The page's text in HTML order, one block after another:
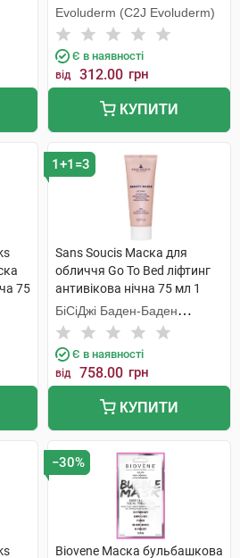
1 туба
Evoluderm (C2J Evoluderm)
Є в наявності
від 312.00 грн
КУПИТИ
75
1+1=3
Sans Soucis Маска для
обличчя Go To Bed ліфтинг
антивікова нічна 75 мл 1
туба
БіСіДжі Баден-Баден
Косметікс Груп Гмбх
Є в наявності
від 758.00 грн
КУПИТИ
−30%
Biovene Маска бульбашкова